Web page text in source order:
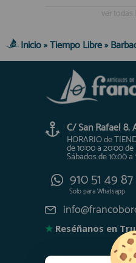
INFORMACION
910 60 71 03
HORARIO de TIENDA:
de 10:00 a 20:00 de Lunes
Sábados de 10:00 a 14:00
910 51 49 87
registro
ver todas
Inicio»Tiempo Libre»
C/ San Rafael 8.
HORARIO de
de 10:00 a 20:00
Sábados de 10:00 a
910 51 49 87
Solo paraWhatsapp
★ Reséñanos en